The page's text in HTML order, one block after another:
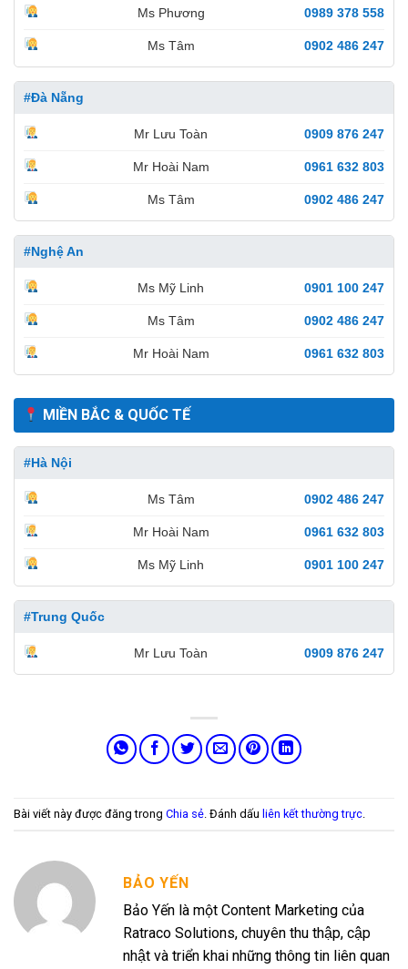
Ms Phương 0989 378 558
Ms Tâm 0902 486 247
#Đà Nẵng
Mr Lưu Toàn 0909 876 247
Mr Hoài Nam 0961 632 803
Ms Tâm 0902 486 247
#Nghệ An
Ms Mỹ Linh 0901 100 247
Ms Tâm 0902 486 247
Mr Hoài Nam 0961 632 803
MIỀN BẮC & QUỐC TẾ
#Hà Nội
Ms Tâm 0902 486 247
Mr Hoài Nam 0961 632 803
Ms Mỹ Linh 0901 100 247
#Trung Quốc
Mr Lưu Toàn 0909 876 247
Bài viết này được đăng trong Chia sẻ . Đánh dấu liên kết thường trực
BẢO YẾN
Bảo Yến là một Content Marketing của
Ratraco Solutions, chuyên thu thập, cập
nhật và triển khai những thông tin liên quan